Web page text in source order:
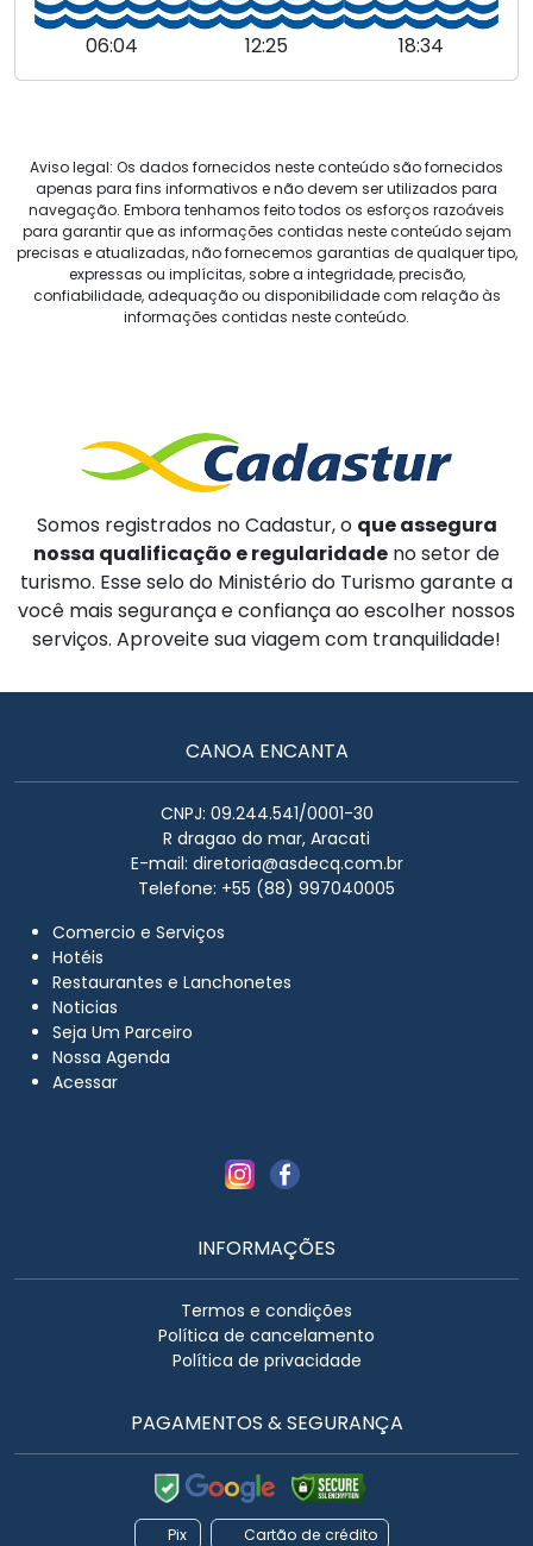
06:04 12:25 18:34
Aviso legal: Os dados fornecidos neste conteúdo são fornecidos
apenas para fins informativos e não devem ser utilizados para
navegação. Embora tenhamos feito todos os esforços razoáveis
para garantir que as informações contidas neste conteúdo sejam
precisas e atualizadas, não fornecemos garantias de qualquer tipo,
expressas ou implícitas, sobre a integridade, precisão,
confiabilidade, adequação ou disponibilidade com relação às
informações contidas neste conteúdo.
Somos registrados no Cadastur, o que assegura
nossa qualificação e regularidade no setor de
turismo. Esse selo do Ministério do Turismo garante a
você mais segurança e confiança ao escolher nossos
serviços. Aproveite sua viagem com tranquilidade!
CANOA ENCANTA
CNPJ: 09.244.541/0001-30
R dragao do mar, Aracati
E-mail: diretoria@asdecq.com.br
Telefone: +55 (88) 997040005
Comercio e Serviços
Hotéis
Restaurantes e Lanchonetes
Noticias
Seja Um Parceiro
Nossa Agenda
Acessar
INFORMAÇÕES
Termos e condições
Política de cancelamento
Política de privacidade
PAGAMENTOS & SEGURANÇA
Pix Cartão de crédito